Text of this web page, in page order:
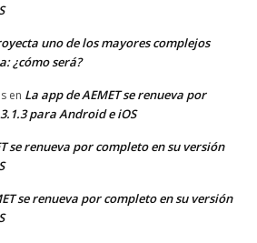
uno de los mayores complejos
¿cómo será?
en La app de AEMET se renueva por
para Android e iOS
se renueva por completo en su versión
se renueva por completo en su versión